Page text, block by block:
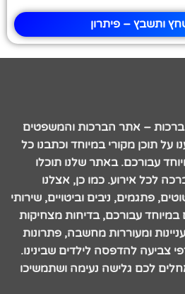
ותשבץ – פיתרון
– אתר הברכות והמשפטים
על תוכן מקורי במיוחד וכתבנו כל
עבורכם. באתר שלנו תוכלו
לכל אירוע. כמו כן, אצלנו
פתגמים, ניבים וביטויים, שירותי
במיוחד עבורכם, בדיחות מצחיקות
ומעוררות מחשבה, פתרונות
צביעה להדפסה לילדים שבינינו.
לכם גלישה נעימה ושתמשיכו